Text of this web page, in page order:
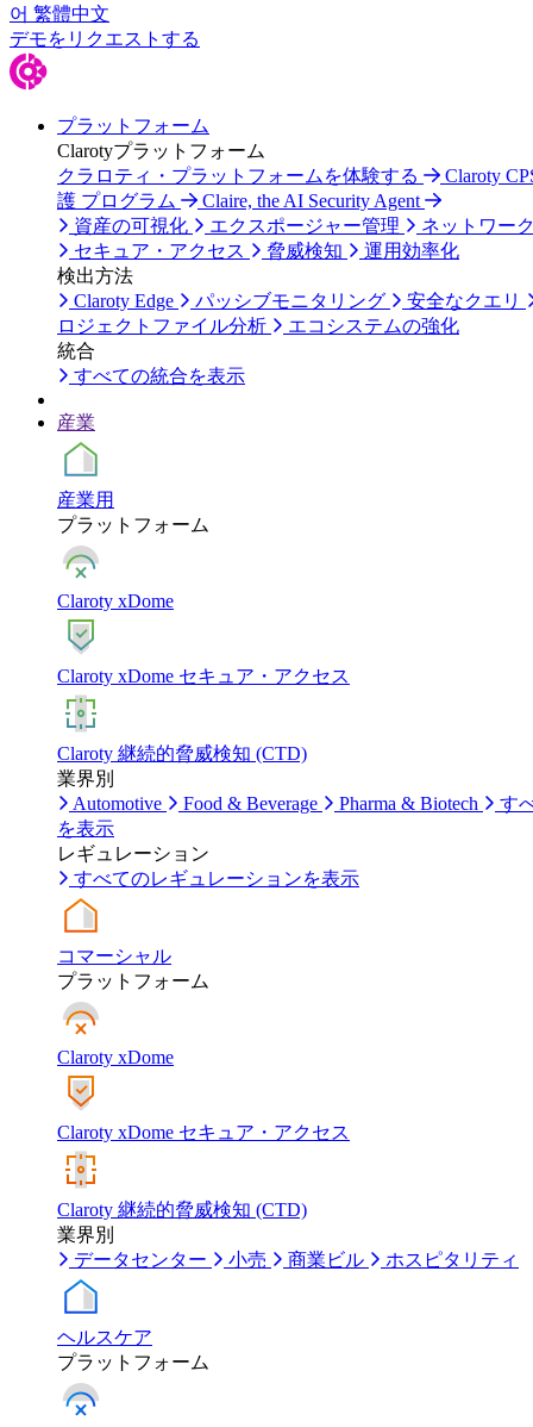
어 繁體中文
デモをリクエストする
プラットフォーム
Clarotyプラットフォーム
クラロティ・プラットフォームを体験する
Claroty
護 プログラム
Claire, the AI Security Agent
資産の可視化
エクスポージャー管理
ネットワー
セキュア・アクセス
脅威検知
運用効率化
検出方法
Claroty Edge
パッシブモニタリング
安全なクエリ
ロジェクトファイル分析
エコシステムの強化
統合
すべての統合を表示
産業
産業用
プラットフォーム
Claroty xDome
Claroty xDome セキュア・アクセス
Claroty 継続的脅威検知 (CTD)
業界別
Automotive
Food & Beverage Pharma & Biotech
す
を表示
レギュレーション
すべてのレギュレーションを表示
コマーシャル
プラットフォーム
Claroty xDome
Claroty xDome セキュア・アクセス
Claroty 継続的脅威検知 (CTD)
業界別
データセンター
小売 商業ビル ホスピタリティ
ヘルスケア
プラットフォーム